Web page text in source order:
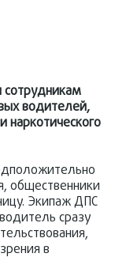
сотрудникам
водителей,
наркотического
общественники
Экипаж ДПС
сразу
в